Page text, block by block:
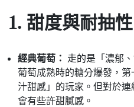
1. 甜度與耐抽
經典葡萄： 走的是「濃郁、
葡萄成熟時的糖分爆發， 第
汁甜感」的玩家。 但對於連
會有些許甜膩感。